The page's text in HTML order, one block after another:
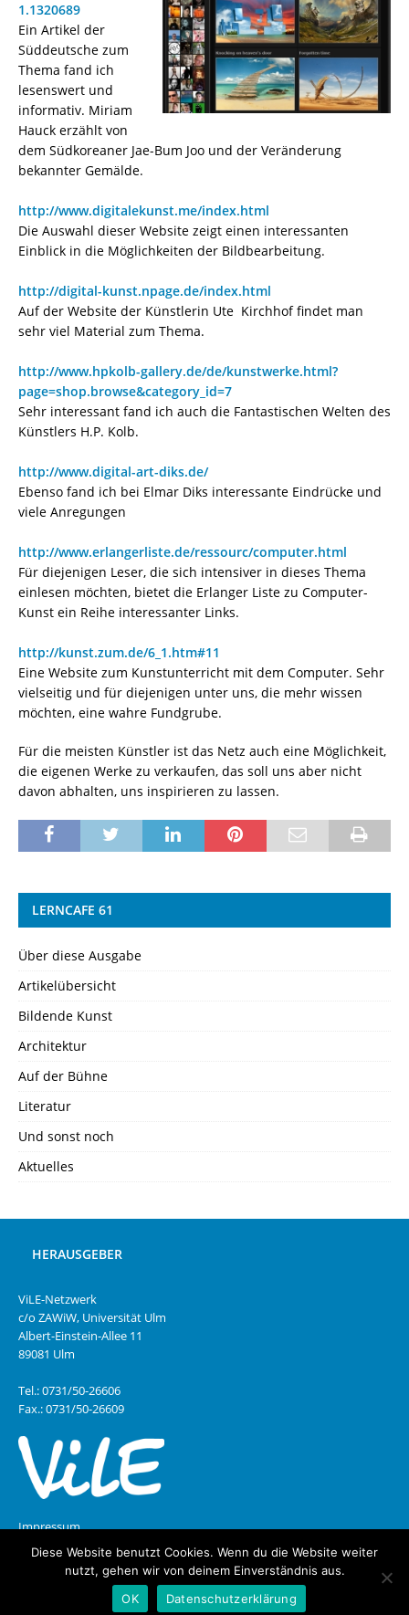
1.1320689
Ein Artikel der
Süddeutsche zum
Thema fand ich
lesenswert und
informativ. Miriam
Hauck erzählt von
dem Südkoreaner Jae-Bum Joo und der Veränderung
bekannter Gemälde.
http://www.digitalekunst.me/index.html
Die Auswahl dieser Website zeigt einen interessanten
Einblick in die Möglichkeiten der Bildbearbeitung.
http://digital-kunst.npage.de/index.html
Auf der Website der Künstlerin Ute Kirchhof findet man
sehr viel Material zum Thema.
http://www.hpkolb-gallery.de/de/kunstwerke.html?
page=shop.browse&category_id=7
Sehr interessant fand ich auch die Fantastischen Welten des
Künstlers H.P. Kolb.
http://www.digital-art-diks.de/
Ebenso fand ich bei Elmar Diks interessante Eindrücke und
viele Anregungen
http://www.erlangerliste.de/ressourc/computer.html
Für diejenigen Leser, die sich intensiver in dieses Thema
einlesen möchten, bietet die Erlanger Liste zu Computer-
Kunst ein Reihe interessanter Links.
http://kunst.zum.de/6_1.htm#11
Eine Website zum Kunstunterricht mit dem Computer. Sehr
vielseitig und für diejenigen unter uns, die mehr wissen
möchten, eine wahre Fundgrube.
Für die meisten Künstler ist das Netz auch eine Möglichkeit,
die eigenen Werke zu verkaufen, das soll uns aber nicht
davon abhalten, uns inspirieren zu lassen.
LERNCAFE 61
Über diese Ausgabe
Artikelübersicht
Bildende Kunst
Architektur
Auf der Bühne
Literatur
Und sonst noch
Aktuelles
HERAUSGEBER
ViLE-Netzwerk
c/o ZAWiW, Universität Ulm
Albert-Einstein-Allee 11
89081 Ulm
Tel.: 0731/50-26606
Fax.: 0731/50-26609
Impressum
Datenschutz
Copyright © 2026 | MH Magazine WordPress Theme von
Diese Website benutzt Cookies. Wenn du die Website weiter
nutzt, gehen wir von deinem Einverständnis aus.
OK
Datenschutzerklärung